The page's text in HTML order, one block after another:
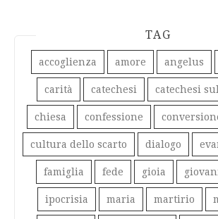
TAG
accoglienza amore angelus
carità catechesi catechesi
chiesa confessione
cultura dello scarto dialogo
famiglia fede gioia
ipocrisia maria martirio